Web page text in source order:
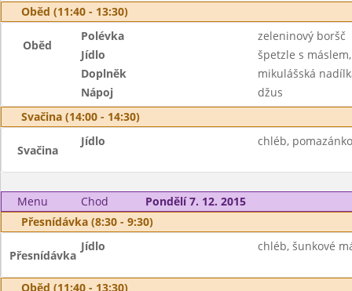
Oběd (11:40 - 13:30)
Oběd
Polévka
zeleninový boršč
Jídlo
špetzle s
Doplněk
mikulášská
Nápoj
džus
Svačina (14:00 - 14:30)
Svačina
Jídlo chléb,
Menu Chod
Pondělí 7. 12. 2015
Přesnídávka (8:30 - 9:30)
Přesnídávka
Jídlo chléb, šunkové
Oběd (11:40 - 13:30)